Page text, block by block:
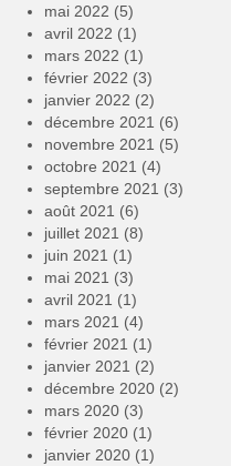
mai 2022 (5)
avril 2022 (1)
mars 2022 (1)
février 2022 (3)
janvier 2022 (2)
décembre 2021 (6)
novembre 2021 (5)
octobre 2021 (4)
septembre 2021 (3)
août 2021 (6)
juillet 2021 (8)
juin 2021 (1)
mai 2021 (3)
avril 2021 (1)
mars 2021 (4)
février 2021 (1)
janvier 2021 (2)
décembre 2020 (2)
mars 2020 (3)
février 2020 (1)
janvier 2020 (1)